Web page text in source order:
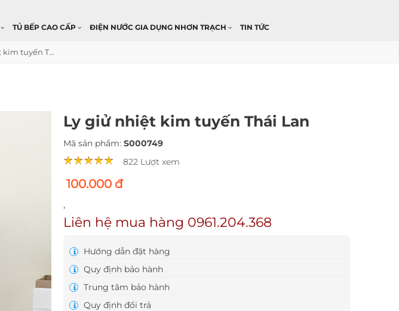
TỦ BẾP CAO CẤP ĐIỆN NƯỚC GIA DỤNG NHƠN TRẠCH TIN TỨC
Ly giử nhiệt kim tuyến Thái Lan
Ly giử nhiệt kim tuyến Thái Lan
Mã sản phẩm: S000749
822 Lượt xem
100.000 đ
,
Liên hệ mua hàng 0961.204.368
Hướng dẫn đặt hàng
Quy định bảo hành
Trung tâm bảo hành
Quy định đổi trả